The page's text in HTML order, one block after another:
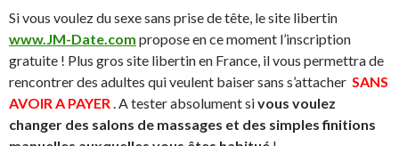
Si vous voulez du sexe sans prise de tête, le site libertin
www.JM-Date.com propose en ce moment l’inscription
gratuite ! Plus gros site libertin en France, il vous permettra de
rencontrer des adultes qui veulent baiser sans s’attacher SANS
AVOIR A PAYER. A tester absolument sivous voulez
changer des salons de massages et des simples finitions